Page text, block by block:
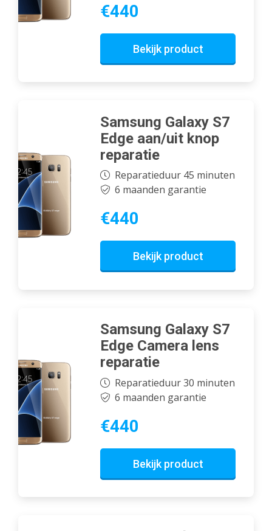
€440
Bekijk product
Samsung Galaxy S7
Edge aan/uit knop
reparatie
Reparatieduur 45 minuten
6 maanden garantie
€440
Bekijk product
Samsung Galaxy S7
Edge Camera lens
reparatie
Reparatieduur 30 minuten
6 maanden garantie
€440
Bekijk product